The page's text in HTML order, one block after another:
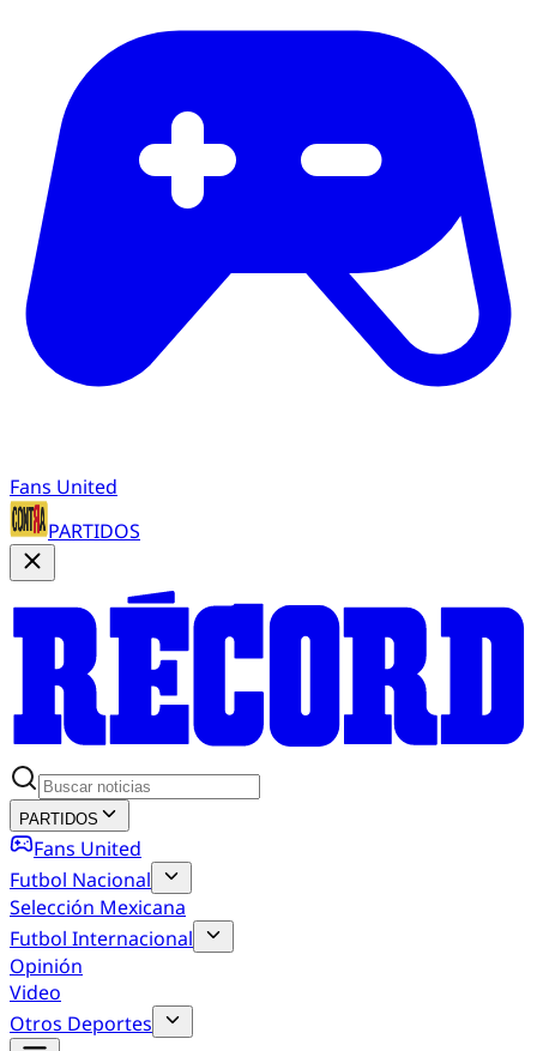
Fans United
PARTIDOS
PARTIDOS
Fans United
Futbol Nacional
Selección Mexicana
Futbol Internacional
Opinión
Video
Otros Deportes